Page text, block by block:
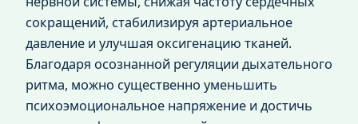
сокращений, стабилизируя артериальное
давление и улучшая оксигенацию тканей.
Благодаря осознанной регуляции дыхательного
ритма, можно существенно уменьшить
психоэмоциональное напряжение и достичь